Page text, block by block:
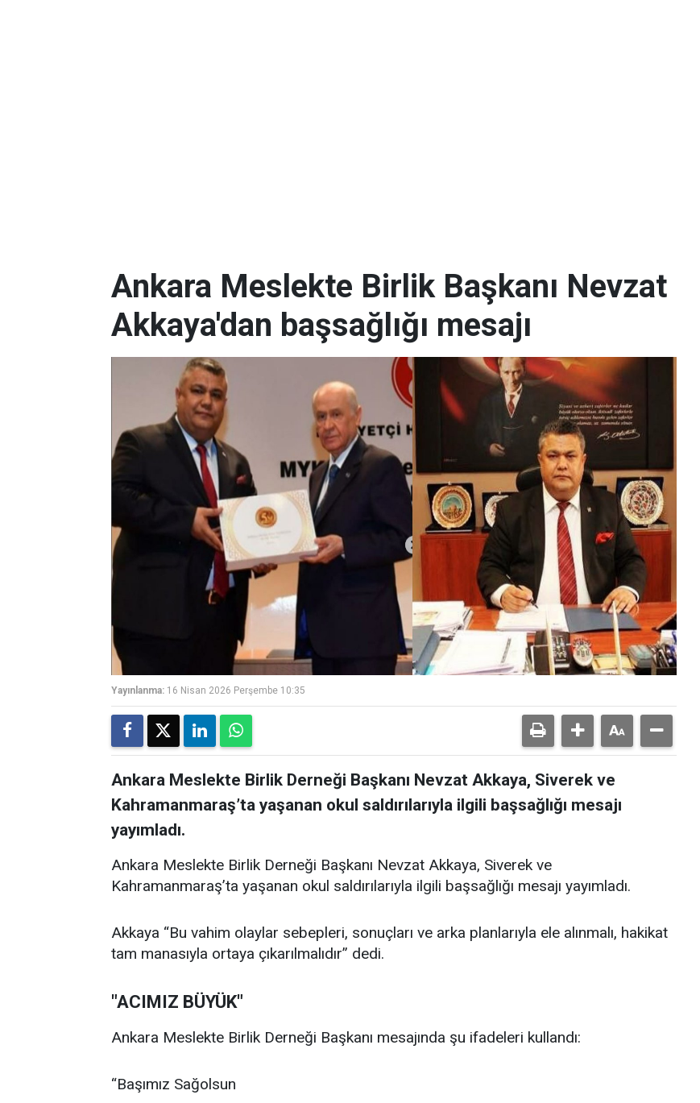
Ankara Meslekte Birlik Başkanı Nevzat
Akkaya'dan başsağlığı mesajı
Yayınlanma: 16 Nisan 2026 Perşembe 10:35
Ankara Meslekte Birlik Derneği Başkanı Nevzat Akkaya, Siverek ve
Kahramanmaraş’ta yaşanan okul saldırılarıyla ilgili başsağlığı mesajı
yayımladı.
Ankara Meslekte Birlik Derneği Başkanı Nevzat Akkaya, Siverek ve
Kahramanmaraş’ta yaşanan okul saldırılarıyla ilgili başsağlığı mesajı yayımladı.
Akkaya “Bu vahim olaylar sebepleri, sonuçları ve arka planlarıyla ele alınmalı, hakikat
tam manasıyla ortaya çıkarılmalıdır” dedi.
"ACIMIZ BÜYÜK"
Ankara Meslekte Birlik Derneği Başkanı mesajında şu ifadeleri kullandı:
“Başımız Sağolsun